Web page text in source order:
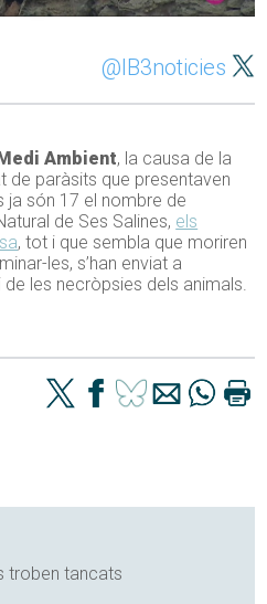
@IB3noticies
Ambient, la causa de la
de paràsits que presentaven
ja són 17 el nombre de
de Ses Salines, els
, tot i que sembla que moriren
les, s’han enviat a
les necròpsies dels animals.
troben tancats